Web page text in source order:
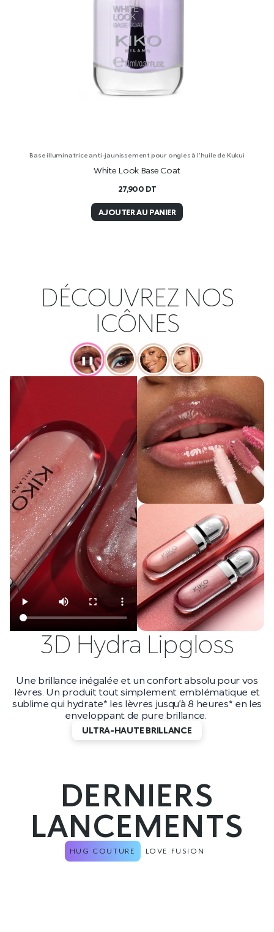
Base illuminatrice anti-jaunissement pour ongles à l’huile de Kukui
White Look Base Coat
27,900 DT
AJOUTER AU PANIER
DÉCOUVREZ NOS
ICÔNES
❚❚
3D Hydra Lipgloss
Une brillance inégalée et un confort absolu pour vos
lèvres. Un produit tout simplement emblématique et
sublime qui hydrate* les lèvres jusqu’à 8 heures* en les
enveloppant de pure brillance.
ULTRA-HAUTE BRILLANCE
DERNIERS
LANCEMENTS
HUG COUTURE LOVE FUSION